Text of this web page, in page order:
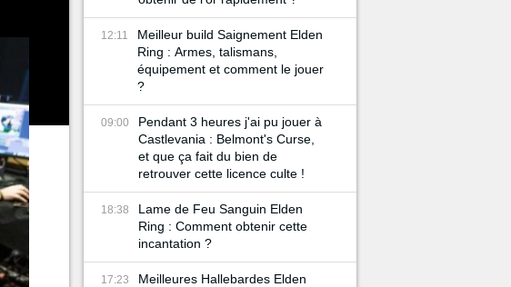
12:11
Meilleur build Saignement Elden
Ring : Armes, talismans,
équipement et comment le jouer
?
09:00
Pendant 3 heures j'ai pu jouer à
Castlevania : Belmont's Curse,
et que ça fait du bien de
retrouver cette licence culte !
18:38
Lame de Feu Sanguin Elden
Ring : Comment obtenir cette
incantation ?
17:23
Meilleures Hallebardes Elden